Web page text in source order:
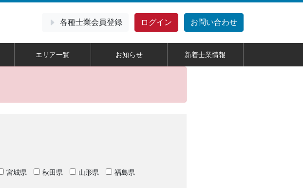
各種士業会員登録 ログイン お問い合わせ
エリア一覧 お知らせ 新着士業情報
宮城県 秋田県 山形県 福島県